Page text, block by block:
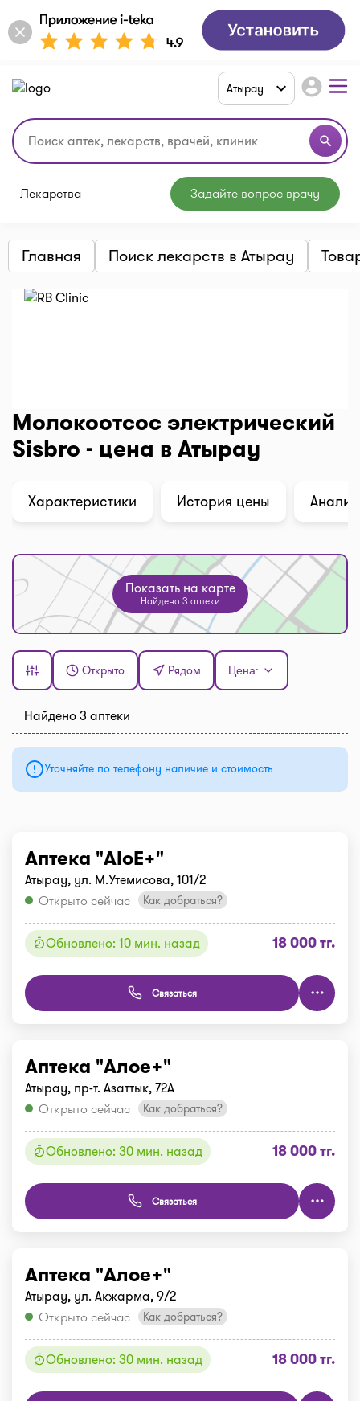
search
Атырау account_circle
Лекарства Задайте вопрос врачу
Главная Поиск лекарств в Атырау
Молокоотсос электрический
Sisbro - цена в Атырау
Характеристики История цены
Показать на карте
Найдено 3 аптеки
Открыто Рядом Цена:
Найдено 3 аптеки
Уточняйте по телефону наличие и стоимость
Аптека "AloE+"
Атырау, ул. М.Утемисова, 101/2
Открыто сейчас
Как добраться?
Обновлено: 10 мин. назад 18 000 тг.
Связаться
Аптека "Алое+"
Атырау, пр-т. Азаттык, 72А
Открыто сейчас
Как добраться?
Обновлено: 30 мин. назад 18 000 тг.
Связаться
Аптека "Алое+"
Атырау, ул. Акжарма, 9/2
Открыто сейчас
Как добраться?
Обновлено: 30 мин. назад 18 000 тг.